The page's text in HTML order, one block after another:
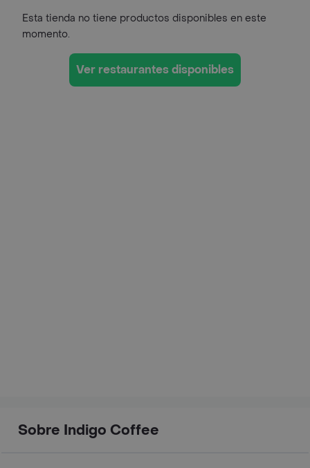
Esta tienda no tiene productos disponibles en este
momento.
Ver restaurantes disponibles
Sobre Indigo Coffee